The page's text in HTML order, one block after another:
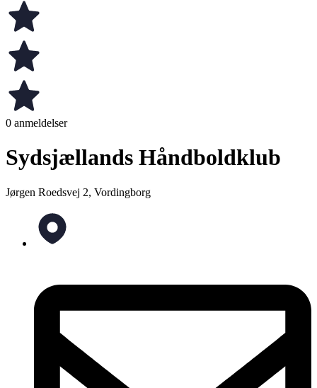
0 anmeldelser
Sydsjællands Håndboldklub
Jørgen Roedsvej 2, Vordingborg